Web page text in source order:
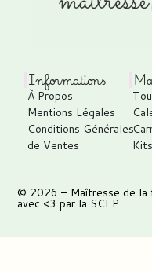
Informations
À Propos
Mentions Légales
Conditions Générales
de Ventes
© 2026 – Maîtresse de
avec <3 par la SCEP